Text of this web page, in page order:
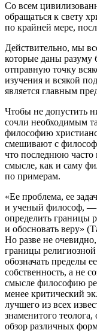
Со всем
обращаться к свету
по крайней мере,
Действительно, мы
которые даны разуму
отправную точку
изучения и всякой
является главным
Чтобы не допустить
сочли необходимым
философию
смешивают с
что последнюю
смысле, как и саму
по примерам.
«Ее проблема, ее
и ученый философ, —
определить границы
и обосновать веру»
Но разве не
границы
обозначать пределы
собственность, а не
смысле философию
менее критический
лучшего из всех
знаменитого
обзор различных